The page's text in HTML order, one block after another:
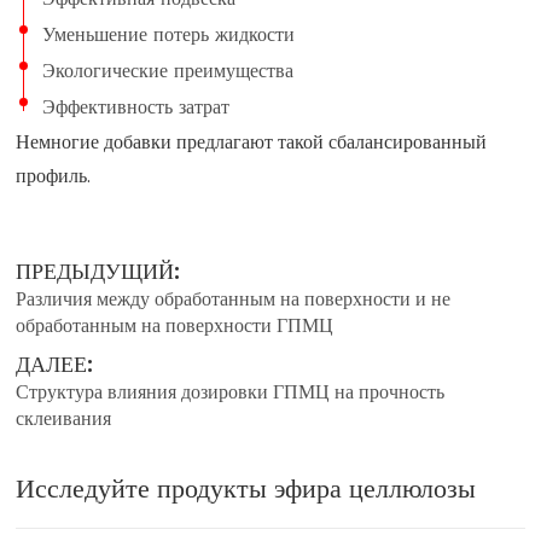
Уменьшение потерь жидкости
Экологические преимущества
Эффективность затрат
Немногие добавки предлагают такой сбалансированный
профиль.
ПРЕДЫДУЩИЙ:
Различия между обработанным на поверхности и не
обработанным на поверхности ГПМЦ
ДАЛЕЕ:
Структура влияния дозировки ГПМЦ на прочность
склеивания
Исследуйте продукты эфира целлюлозы